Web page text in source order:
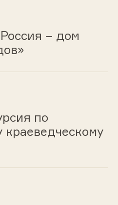
– дом
по
краеведческому